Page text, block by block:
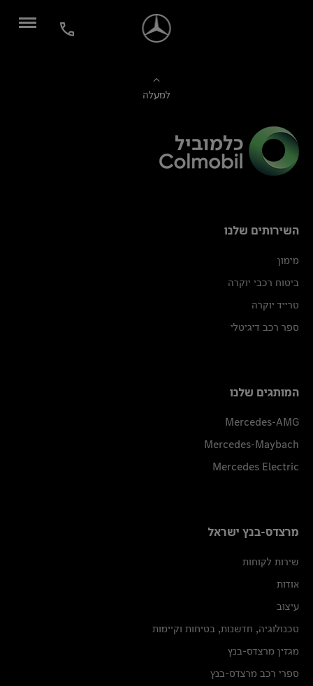
למעלה
השירותים שלנו
מימון
ביטוח רכבי יוקרה
טרייד יוקרה
ספר רכב דיגיטלי
המותגים שלנו
Mercedes-AMG
Mercedes-Maybach
Mercedes Electric
מרצדס-בנץ ישראל
שירות לקוחות
אודות
עיצוב
טכנולוגיה, חדשנות, בטיחות וקיימות
מגזין מרצדס-בנץ
ספרי רכב מרצדס-בנץ